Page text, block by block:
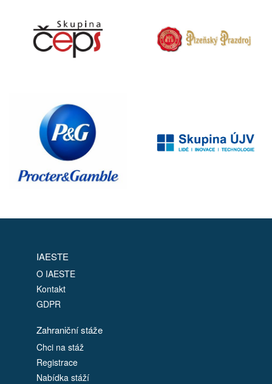
IAESTE
O IAESTE
Kontakt
GDPR
Zahraniční stáže
Chci na stáž
Registrace
Nabídka stáží